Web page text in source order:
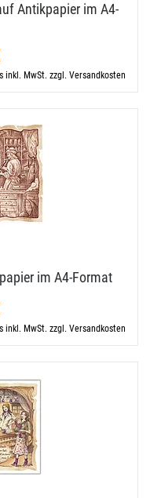
Antikpapier im A4-​
inkl. MwSt. zzgl. Versandkosten
im A4-​Format
inkl. MwSt. zzgl. Versandkosten